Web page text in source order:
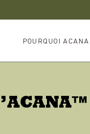
POURQUOI ACANA